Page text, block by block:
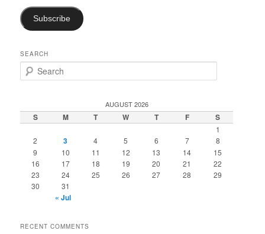
Subscribe
SEARCH
e
c
h
AUGUST 2026
S M T W T F S
1
2
3 4 5 6 7
8
9
10 11 12 13 14
15
16
17 18 19 20 21
22
23
24 25 26 27 28
29
30
31
« Jul
RECENT COMMENTS